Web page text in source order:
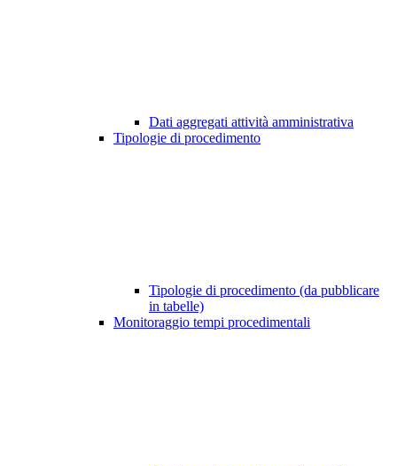
Dati aggregati attività amministrativa
Tipologie di procedimento
Tipologie di procedimento (da pubblicare
in tabelle)
Monitoraggio tempi procedimentali